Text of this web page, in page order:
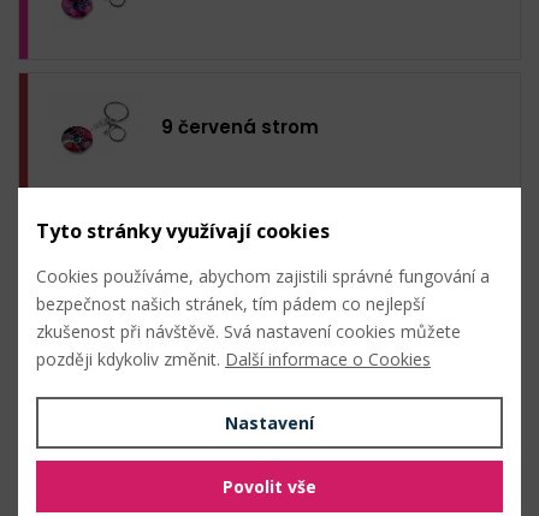
9 červená strom
11 multikolor strom
Tyto stránky využívají cookies
Cookies používáme, abychom zajistili správné fungování a
bezpečnost našich stránek, tím pádem co nejlepší
zkušenost při návštěvě. Svá nastavení cookies můžete
později kdykoliv změnit. Další informace o Cookies
Nastavení
Povolit vše